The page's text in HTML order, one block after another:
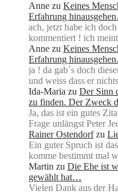
Anne zu Keines
Erfahrung
ach, jetzt habe ich
kommentiert ! ich
Anne zu Keines
Erfahrung
ja ! da gab´s doch
und weiss dass er
Ida-Maria zu Der Sinn
zu finden. Der Zweck
Ja, das ist ein gutes
Frage unlängst Peter
Rainer Ostendorf zu
Ein guter Spruch ist
komme bestimmt mal
Martin zu Die Ehe ist
gewählt hat…
Vielen Dank aus der